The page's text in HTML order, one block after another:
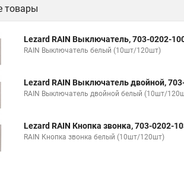
товары
Lezard RAIN Выключатель, 703-0202-
RAIN Выключатель белый (10шт/120шт)
Lezard RAIN Выключатель двойной,
RAIN Выключатель двойной белый (10шт/
Lezard RAIN Кнопка звонка, 703-0202-
RAIN Кнопка звонка белый (10шт/120шт)